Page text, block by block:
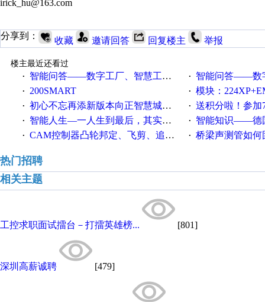
irick_hu@163.com
分享到： 收藏 邀请回答 回复楼主 举报
楼主最近还看过
·
智能问答——数字工厂、智慧工厂和智能制造三者的区别是什么？ · 智能问答——数字化工厂与
· 200SMART · 模块：
· 初心不忘再添新版本向正智慧城市云展厅3.0版亮相 · 送积分啦！参加7月6日
· 智能人生—一人生到最后，其实拼的都是人品 · 智能知识——德国工业崛起
· CAM控制器凸轮邦定、飞剪、追剪等C功能块 · 桥梁声测管如何固
热门招聘
相关主题
工控求职面试擂台－打擂英雄榜... [801]
深圳高薪诚聘 [479]